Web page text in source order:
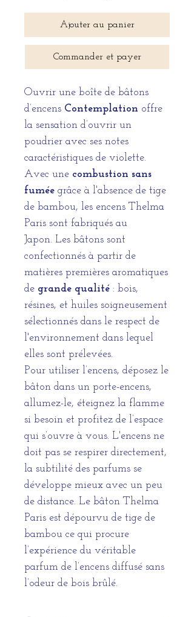
Ajouter au panier
Commander et payer
Ouvrir une boîte de bâtons
d’encens Contemplation offre
la sensation d’ouvrir un
poudrier avec ses notes
caractéristiques de violette.
Avec une combustion sans
fumée grâce à l'absence de tige
de bambou, les encens Thelma
Paris sont fabriqués au
Japon. Les bâtons sont
confectionnés à partir de
matières premières aromatiques
de grande qualité : bois,
résines, et huiles soigneusement
sélectionnés dans le respect de
l'environnement dans lequel
elles sont prélevées.
Pour utiliser l’encens, déposez le
bâton dans un porte-encens,
allumez-le, éteignez la flamme
si besoin et profitez de l’espace
qui s’ouvre à vous. L'encens ne
doit pas se respirer directement,
la subtilité des parfums se
développe mieux avec un peu
de distance. Le bâton Thelma
Paris est dépourvu de tige de
bambou ce qui procure
l’expérience du véritable
parfum de l’encens diffusé sans
l’odeur de bois brûlé.